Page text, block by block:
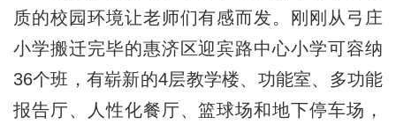
质的校园环境让老师们有感而发。刚刚从弓庄
小学搬迁完毕的惠济区迎宾路中心小学可容纳
36个班，有崭新的4层教学楼、功能室、多功能
报告厅、人性化餐厅、篮球场和地下停车场，